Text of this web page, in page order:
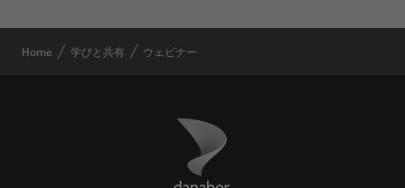
Home 学びと共有 ウェビナー
Danaher Logo